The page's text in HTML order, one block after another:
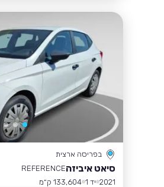
בפריסה ארצית
סיאט איביזהREFERENCE
2021 יד 1
133,604 ק״מ